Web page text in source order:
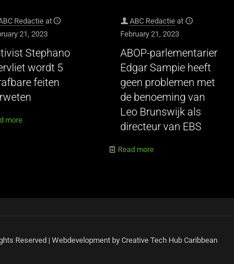
Redactie at
21, 2023
Stephano
wordt 5
feiten
more
ABC Redactie at
February 21, 2023
ABOP-parlementarier
Edgar Sampie heeft
geen problemen met
de benoeming van
Leo Brunswijk als
directeur van EBS
Read more
Reserved | Webdevelopment by Creative Tech Hub Caribbean